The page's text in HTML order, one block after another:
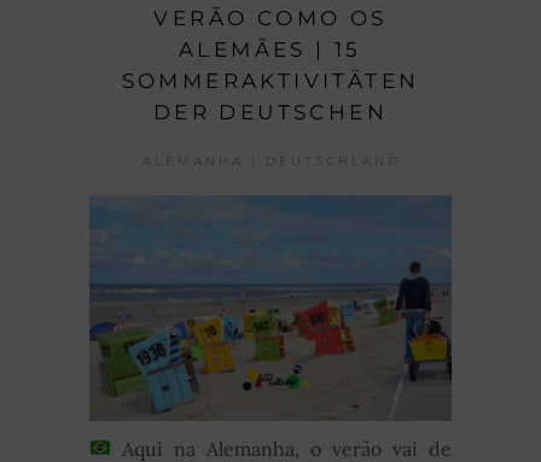
VERÃO COMO OS
ALEMÃES | 15
SOMMERAKTIVITÄTEN
DER DEUTSCHEN
ALEMANHA | DEUTSCHLAND
Aqui na Alemanha, o verão vai de